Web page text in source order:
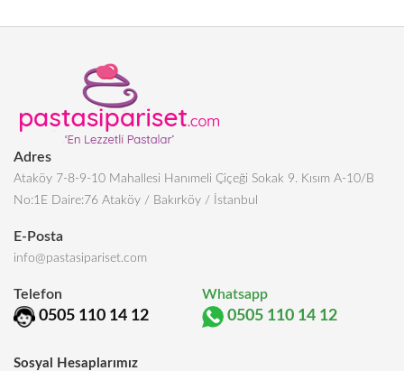
Adres
Ataköy 7-8-9-10 Mahallesi Hanımeli Çiçeği Sokak 9. Kısım A-10/B
No:1E Daire:76 Ataköy / Bakırköy / İstanbul
E-Posta
info@pastasipariset.com
Telefon
0505 110 14 12
Whatsapp
0505 110 14 12
Sosyal Hesaplarımız